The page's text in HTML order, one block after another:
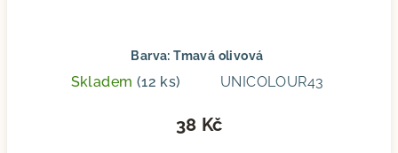
Barva: Tmavá olivová
Skladem (12 ks) UNICOLOUR43
38 Kč